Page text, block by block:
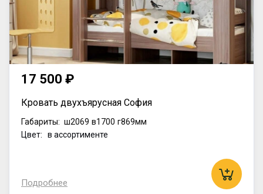
17 500 ₽
Кровать двухъярусная София
Габариты: ш2069 в1700 г869мм
Цвет: в ассортименте
Подробнее